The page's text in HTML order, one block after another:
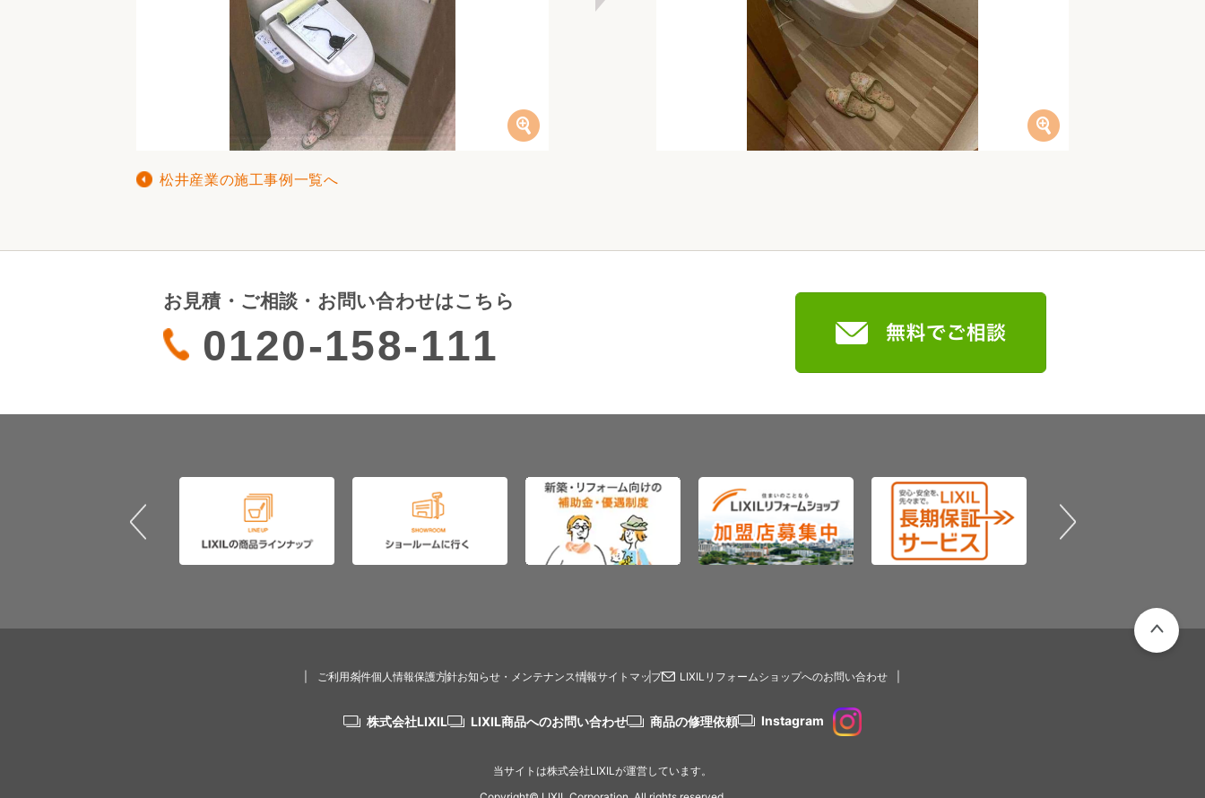
松井産業の施工事例一覧へ
お見積・ご相談・お問い合わせはこちら
0120-158-111
ご利用条件個人情報保護方針お知らせ・メンテナンス情報サイトマップ LIXILリフォームショップへのお問い合わせ
株式会社LIXIL LIXIL商品へのお問い合わせ 商品の修理依頼 Instagram
当サイトは株式会社LIXILが運営しています。